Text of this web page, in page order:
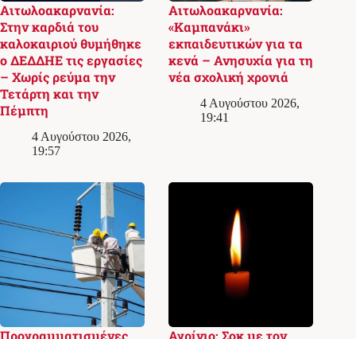
Αιτωλοακαρνανία:
Στην καρδιά του
καλοκαιριού θυμήθηκε
ο ΔΕΔΔΗΕ τις εργασίες
– Χωρίς ρεύμα την
Τετάρτη και την
Πέμπτη
4 Αυγούστου 2026,
19:57
Αιτωλοακαρνανία:
«Καμπανάκι»
εκπαιδευτικών για τα
κενά – Ανησυχία για τη
νέα σχολική χρονιά
4 Αυγούστου 2026,
19:41